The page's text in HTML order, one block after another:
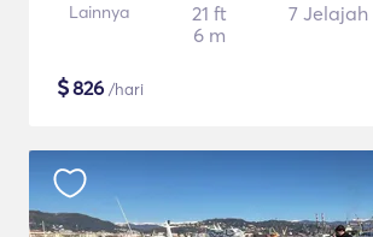
Lainnya
21 ft
6 m
7 Jelajah
$826 /hari